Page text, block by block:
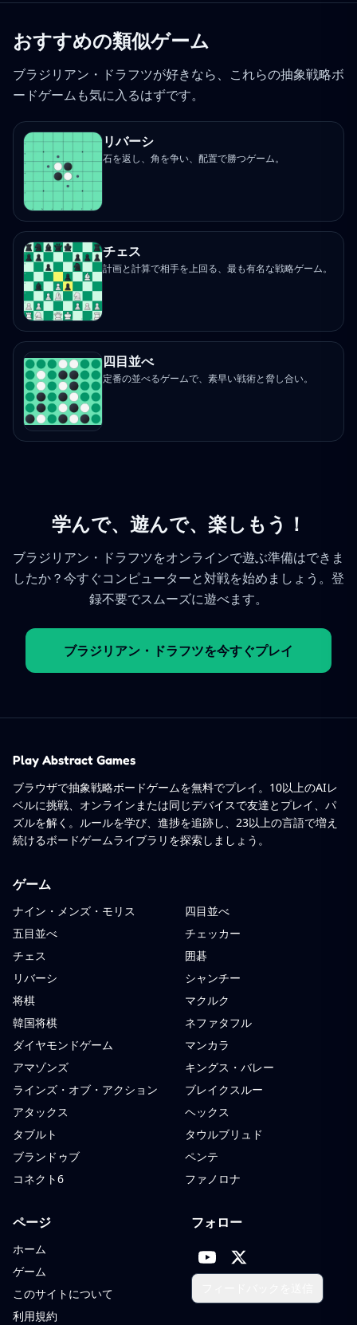
おすすめの類似ゲーム
ブラジリアン・ドラフツが好きなら、これらの抽象戦略ボ
ードゲームも気に入るはずです。
リバーシ
石を返し、角を争い、配置で勝つゲーム。
チェス
計画と計算で相手を上回る、最も有名な戦略ゲーム。
四目並べ
定番の並べるゲームで、素早い戦術と脅し合い。
学んで、遊んで、楽しもう！
ブラジリアン・ドラフツをオンラインで遊ぶ準備はできま
したか？今すぐコンピューターと対戦を始めましょう。登
録不要でスムーズに遊べます。
ブラジリアン・ドラフツを今すぐプレイ
Play Abstract Games
ブラウザで抽象戦略ボードゲームを無料でプレイ。10以上のAIレ
ベルに挑戦、オンラインまたは同じデバイスで友達とプレイ、パ
ズルを解く。ルールを学び、進捗を追跡し、23以上の言語で増え
続けるボードゲームライブラリを探索しましょう。
ゲーム
ナイン・メンズ・モリス
四目並べ
五目並べ
チェッカー
チェス
囲碁
リバーシ
シャンチー
将棋
マクルク
韓国将棋
ネファタフル
ダイヤモンドゲーム
マンカラ
アマゾンズ
キングス・バレー
ラインズ・オブ・アクション
ブレイクスルー
アタックス
ヘックス
タブルト
タウルブリュド
ブランドゥブ
ペンテ
コネクト6
ファノロナ
ページ
ホーム
ゲーム
このサイトについて
利用規約
フォロー